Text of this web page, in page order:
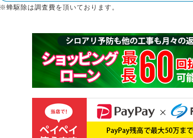
※蜂駆除は調査費を頂いております。